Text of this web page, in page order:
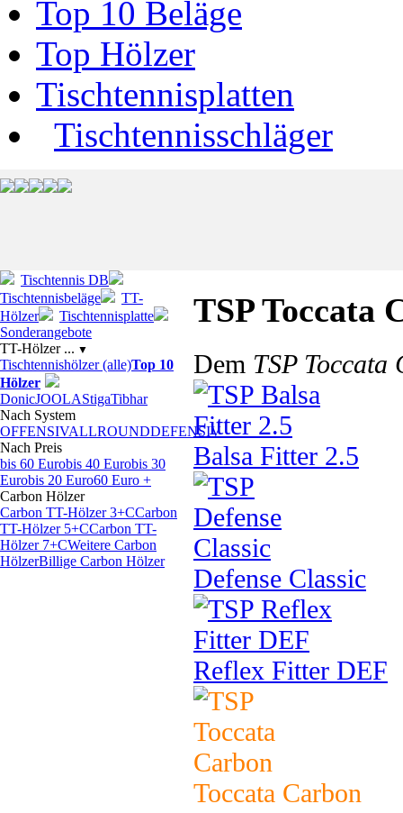
Top 10 Beläge
Top Hölzer
Tischtennisplatten
Tischtennisschläger
Tischtennis DB
Tischtennisbeläge
TT-
Hölzer
Tischtennisplatte
Sonderangebote
TT-Hölzer ... ▼
Tischtennishölzer (alle)Top 10
Hölzer
DonicJOOLAStigaTibhar
Nach System
OFFENSIVALLROUNDDEFENSIV
Nach Preis
bis 60 Eurobis 40 Eurobis 30
Eurobis 20 Euro60 Euro +
Carbon Hölzer
Carbon TT-Hölzer 3+CCarbon
TT-Hölzer 5+CCarbon TT-
Hölzer 7+CWeitere Carbon
HölzerBillige Carbon Hölzer
TSP Toccata
Dem TSP Toccata
Balsa Fitter 2.5
Defense Classic
Reflex Fitter DEF
Toccata Carbon